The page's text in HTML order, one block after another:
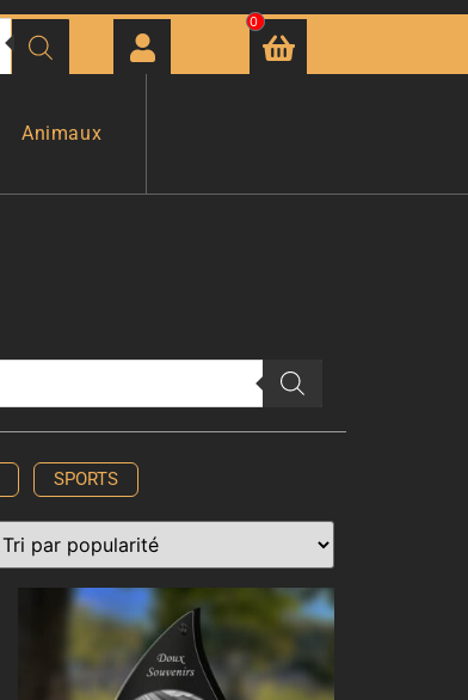
0
Animaux
SPORTS